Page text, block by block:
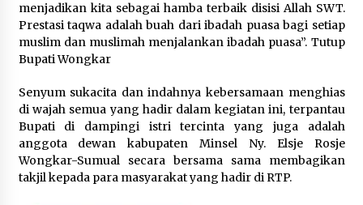
menjadikan kita sebagai hamba terbaik disisi Allah SWT.
Prestasi taqwa adalah buah dari ibadah puasa bagi setiap
muslim dan muslimah menjalankan ibadah puasa”. Tutup
Bupati Wongkar
Senyum sukacita dan indahnya kebersamaan menghias
di wajah semua yang hadir dalam kegiatan ini, terpantau
Bupati di dampingi istri tercinta yang juga adalah
anggota dewan kabupaten Minsel Ny. Elsje Rosje
Wongkar-Sumual secara bersama sama membagikan
takjil kepada para masyarakat yang hadir di RTP.